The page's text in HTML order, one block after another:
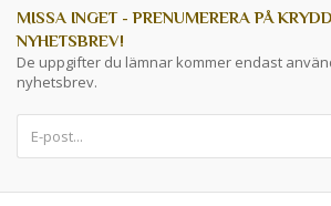
MISSA INGET - PRENUMERERA PÅ
NYHETSBREV!
De uppgifter du lämnar kommer endast
nyhetsbrev.